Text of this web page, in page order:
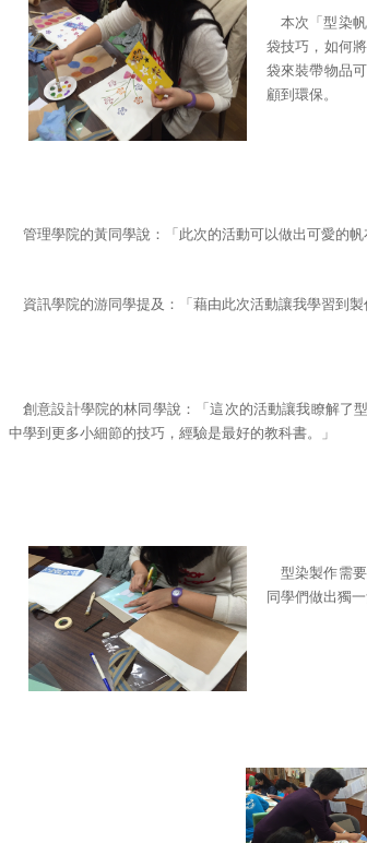
本次「型染
袋技巧，如何
袋來裝帶物品
顧到環保。
管理學院的黃同學說：「此次的活動可以做出可愛的帆
資訊學院的游同學提及：「藉由此次活動讓我學習到
創意設計學院的林同學說：「這次的活動讓我瞭解了
中學到更多小細節的技巧，經驗是最好的教科書。」
型染製作需
同學們做出獨